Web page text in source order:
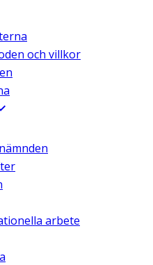
och villkor
arbete